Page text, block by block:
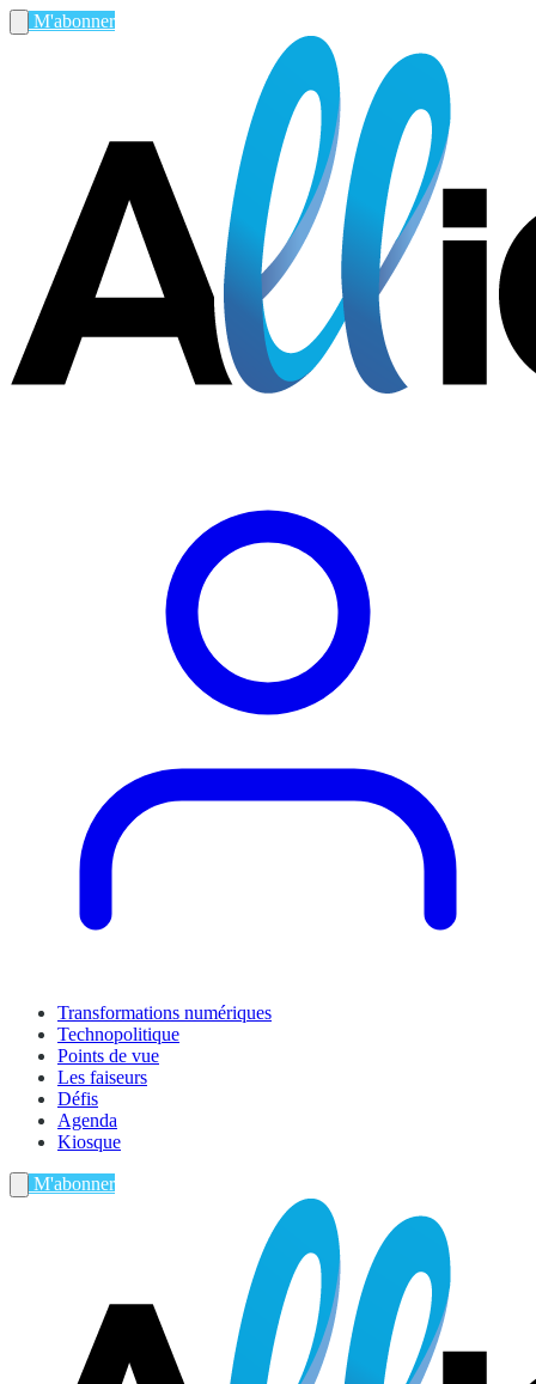
M'abonner
Transformations numériques
Technopolitique
Points de vue
Les faiseurs
Défis
Agenda
Kiosque
M'abonner